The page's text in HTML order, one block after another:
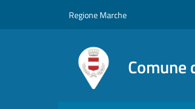
Regione Marche
Comune